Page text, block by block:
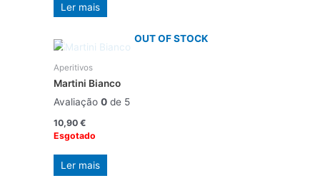
Ler mais
OUT OF STOCK
Aperitivos
Martini Bianco
Avaliação 0de 5
10,90 €
Esgotado
Ler mais